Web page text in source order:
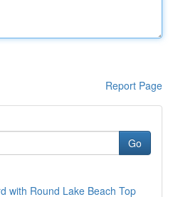
Report Page
Go
with Round Lake Beach Top